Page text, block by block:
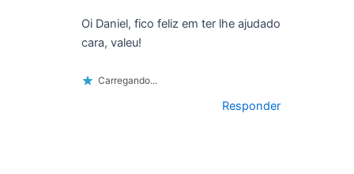
Oi Daniel, fico feliz em ter lhe ajudado
cara, valeu!
Carregando...
Responder